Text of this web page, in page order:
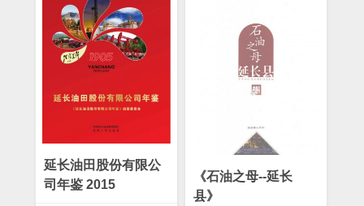
延长油田股份有限公
司年鉴 2015
《石油之母--延长
县》